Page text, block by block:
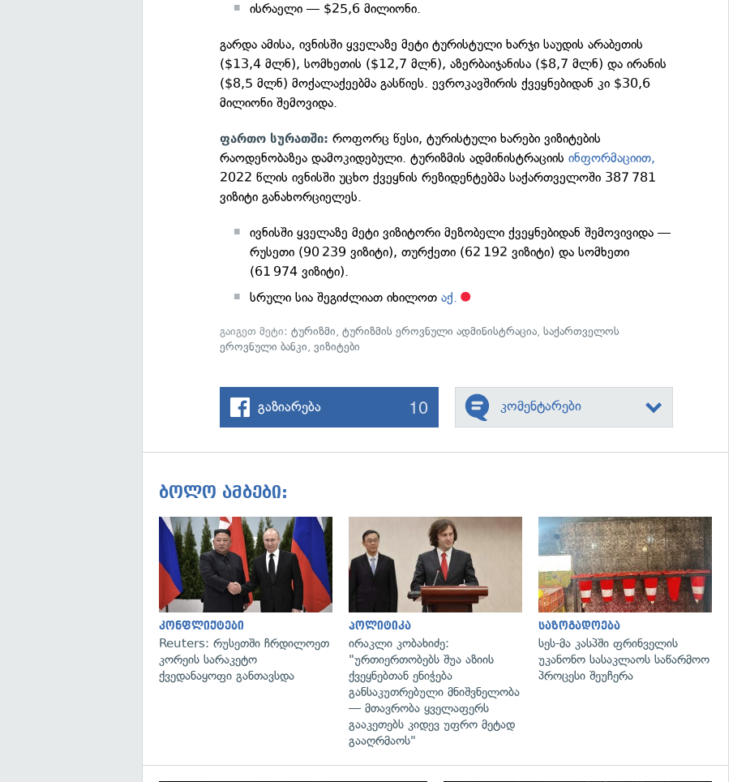
ისრაელი — $25,6 მილიონი.
გარდა ამისა, ივნისში ყველაზე მეტი ტურისტული ხარჯი საუდის არაბეთის
($13,4 მლნ), სომხეთის ($12,7 მლნ), აზერბაიჯანისა ($8,7 მლნ) და ირანის
($8,5 მლნ) მოქალაქეებმა გასწიეს. ევროკავშირის ქვეყნებიდან კი $30,6
მილიონი შემოვიდა.
ფართო სურათში: როფორც წესი, ტურისტული ხარები ვიზიტების
რაოდენობაზეა დამოკიდებული. ტურიზმის ადმინისტრაციისინფორმაციით,
2022 წლის ივნისში უცხო ქვეყნის რეზიდენტებმა საქართველოში 387 781
ვიზიტი განახორციელეს.
ივნისში ყველაზე მეტი ვიზიტორი მეზობელი ქვეყნებიდან შემოვივიდა —
რუსეთი (90 239 ვიზიტი), თურქეთი (62 192 ვიზიტი) და სომხეთი
(61 974 ვიზიტი).
სრული სია შეგიძლიათ იხილოთაქ.
გაიგეთ მეტი:ტურიზმი,ტურიზმის ეროვნული ადმინისტრაცია,საქართველოს
ეროვნული ბანკი,ვიზიტები
გაზიარება 10 კომენტარები
ბოლო ამბები:
გადახედვა
კონფლიქტები
Reuters: რუსეთში ჩრდილოეთ
კორეის სარაკეტო
ქვედანაყოფი განთავსდა
გადახედვა
პოლიტიკა
ირაკლი კობახიძე:
"ურთიერთობებს შუა აზიის
ქვეყნებთან ენიჭება
განსაკუთრებული მნიშვნელობა
— მთავრობა ყველაფერს
გააკეთებს კიდევ უფრო მეტად
გააღრმაოს"
საზოგადოება
სეს-მა კასპში ფრინველის
უკანონო სასაკლაოს საწარმოო
პროცესი შეუჩერა